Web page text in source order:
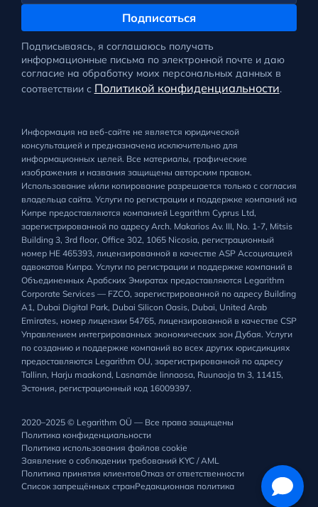
Подписаться
Подписываясь, я соглашаюсь получать
информационные письма по электронной почте и даю
согласие на обработку моих персональных данных в
соответствии с Политикой конфиденциальности.
Информация на веб-сайте не является юридической
консультацией и предназначена исключительно для
информационных целей. Все материалы, графические
изображения и названия защищены авторским правом.
Использование и/или копирование разрешается только с согласия
владельца сайта. Услуги по регистрации и поддержке компаний на
Кипре предоставляются компанией Legarithm Cyprus Ltd,
зарегистрированной по адресу Arch. Makarios Av. III, No. 1-7, Mitsis
Building 3, 3rd floor, Office 302, 1065 Nicosia, регистрационный
номер HE 465393, лицензированной в качестве ASP Ассоциацией
адвокатов Кипра. Услуги по регистрации и поддержке компаний в
Объединенных Арабских Эмиратах предоставляются Legarithm
Corporate Services — FZCO, зарегистрированной по адресу Building
A1, Dubai Digital Park, Dubai Silicon Oasis, Dubai, United Arab
Emirates, номер лицензии 54765, лицензированной в качестве CSP
Управлением интегрированных экономических зон Дубая. Услуги
по созданию и поддержке компаний во всех других юрисдикциях
предоставляются Legarithm OU, зарегистрированной по адресу
Tallinn, Harju maakond, Lasnamäe linnaosa, Ruunaoja tn 3, 11415,
Эстония, регистрационный код 16009397.
2020–2025 © Legarithm OÜ — Все права защищены
Политика конфиденциальности
Политика использования файлов cookie
Заявление о соблюдении требований KYC / AML
Политика принятия клиентовОтказ от ответственности
Список запрещённых странРедакционная политика